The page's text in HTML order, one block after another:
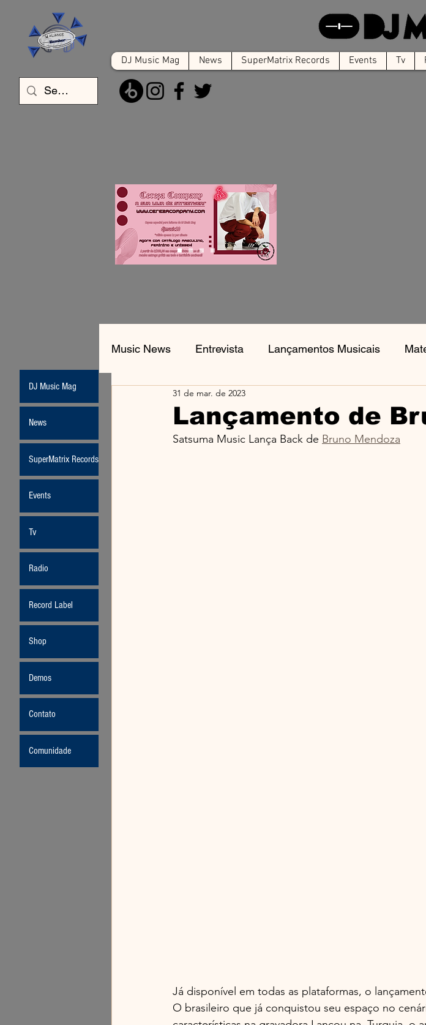
DJ Music Mag News SuperMatrix Records Events Tv
Music News Entrevista Lançamentos Musicais
Jean-Michel Jarre
Lançamento de
31 de mar. de 2023
Satsuma Music Lança Back de Bruno Mendoza
Já disponível em todas as plataformas, o
O brasileiro que já conquistou seu espaço no
DJ Music Mag
News
SuperMatrix Records
Events
Tv
Radio
Record Label
Shop
Demos
Contato
Comunidade